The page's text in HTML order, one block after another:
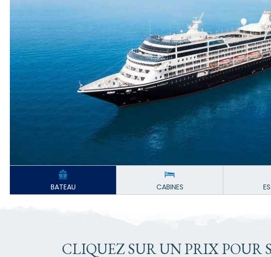
BATEAU CABINES
CLIQUEZ SUR UN PRIX POUR